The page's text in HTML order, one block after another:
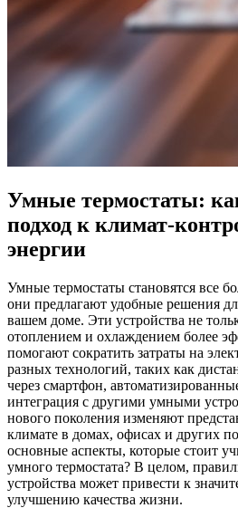
Умные термостаты:
подход к климат-
энергии
Умные термостаты становятся все
они предлагают удобные решения
вашем доме. Эти устройства не
отоплением и охлаждением более
помогают сократить затраты на
разных технологий, таких как
через смартфон,
интеграция с другими умными
нового поколения изменяют
климате в домах, офисах и других
основные аспекты, которые стоит
умного термостата? В целом,
устройства может привести к
улучшению качества жизни.